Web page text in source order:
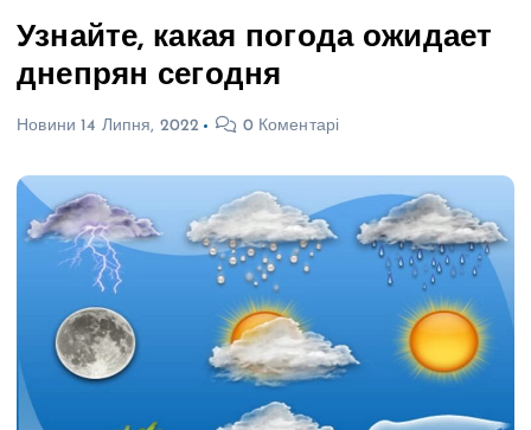
Узнайте, какая погода ожидает
днепрян сегодня
Новини 14 Липня, 2022 0 Коментарі